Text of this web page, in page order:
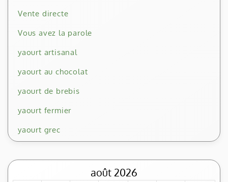
Vente directe
Vous avez la parole
yaourt artisanal
yaourt au chocolat
yaourt de brebis
yaourt fermier
yaourt grec
août 2026